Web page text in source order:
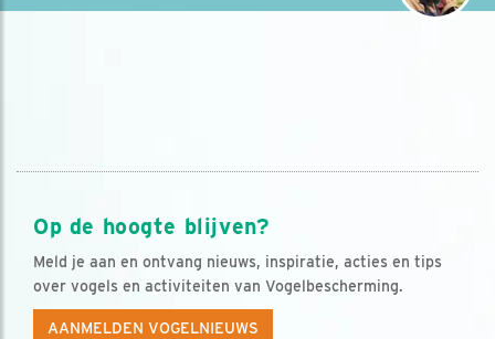
Op de hoogte blijven?
Meld je aan en ontvang nieuws, inspiratie, acties en tips
over vogels en activiteiten van Vogelbescherming.
AANMELDEN VOGELNIEUWS